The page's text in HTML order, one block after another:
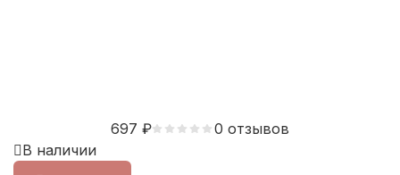
697 ₽
0 отзывов
В наличии